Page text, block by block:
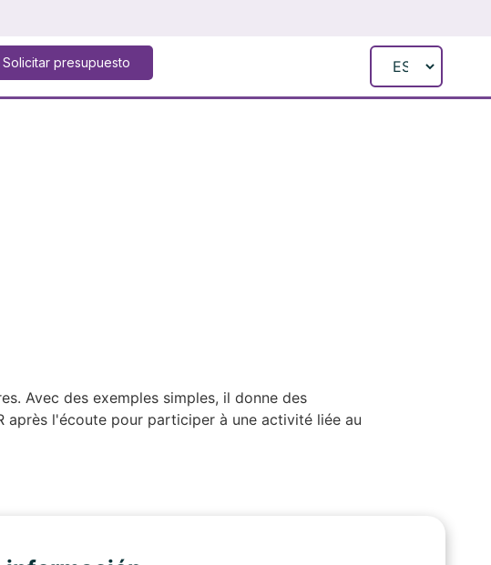
Solicitar presupuesto
Avec des exemples simples, il donne des
après l'écoute pour participer à une activité liée au